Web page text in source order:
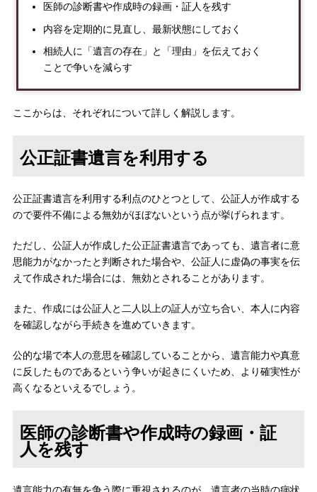
医師の診断書や作成時の録画・証人を残す
内容を定期的に見直し、最新状態にしておく
相続人に「遺言の存在」と「理由」を伝えておく
ことで争いを減らす
ここからは、それぞれについて詳しく解説します。
公正証書遺言を利用する
公正証書遺言を利用する利点のひとつとして、公証人が作成する
ので要件不備による無効がほぼないという点が挙げられます。
ただし、公証人が作成した公正証書遺言であっても、遺言者に意
思能力がなかったと判断された場合や、公証人に虚偽の事実を伝
えて作成された場合には、無効とされることがあります。
また、作成には公証人と二人以上の証人が立ち合い、本人に内容
を確認しながら手続きを進めていきます。
公的な場で本人の意思を確認していることから、遺言能力や真意
に反したものであるという争いが起きにくいため、より確実性が
高くなるといえるでしょう。
医師の診断書や作成時の録画・証
人を残す